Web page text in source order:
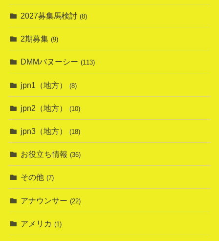
2027募集馬検討 (8)
2期募集 (9)
DMMバヌーシー (113)
jpn1（地方） (8)
jpn2（地方） (10)
jpn3（地方） (18)
お役立ち情報 (36)
その他 (7)
アナウンサー (22)
アメリカ (1)